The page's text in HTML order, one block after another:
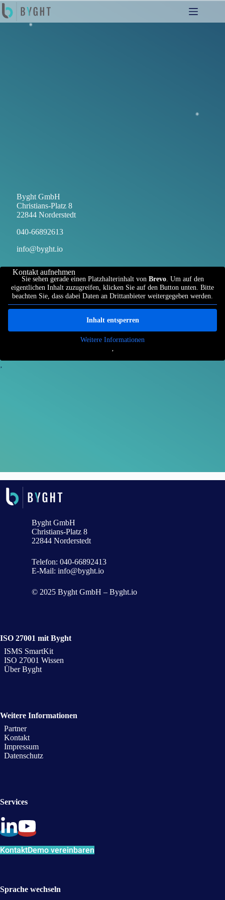
Zum
Inhalt
springen
Byght GmbH
Christians-Platz 8
22844 Norderstedt
040-66892613
info@byght.io
Kontakt aufnehmen
Sie sehen gerade einen Platzhalterinhalt von Brevo. Um auf den
eigentlichen Inhalt zuzugreifen, klicken Sie auf den Button unten. Bitte
beachten Sie, dass dabei Daten an Drittanbieter weitergegeben werden.
Inhalt entsperren
Weitere Informationen
‚
‚
Byght GmbH
Christians-Platz 8
22844 Norderstedt
Telefon: 040-66892413
E-Mail: info@byght.io
© 2025 Byght GmbH – Byght.io
ISO 27001 mit Byght
ISMS SmartKit
ISO 27001 Wissen
Über Byght
Weitere Informationen
Partner
Kontakt
Impressum
Datenschutz
Services
KontaktDemo vereinbaren
Sprache wechseln